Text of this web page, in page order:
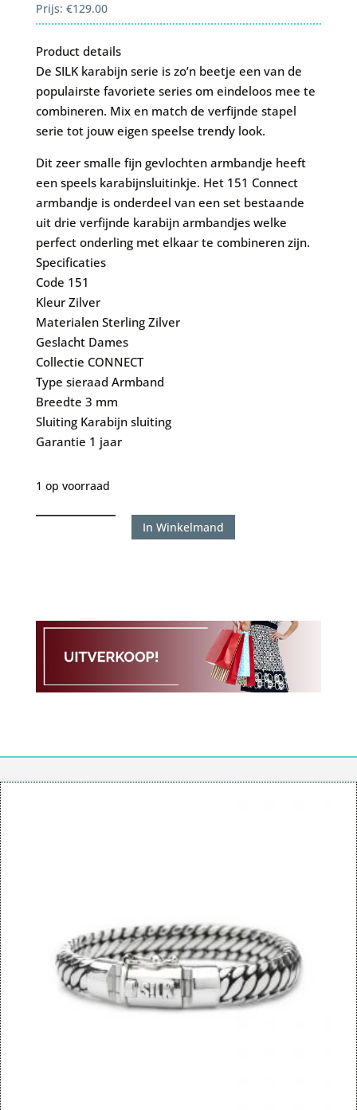
Prijs: €129.00
Product details
De SILK karabijn serie is zo’n beetje een van de
populairste favoriete series om eindeloos mee te
combineren. Mix en match de verfijnde stapel
serie tot jouw eigen speelse trendy look.
Dit zeer smalle fijn gevlochten armbandje heeft
een speels karabijnsluitinkje. Het 151 Connect
armbandje is onderdeel van een set bestaande
uit drie verfijnde karabijn armbandjes welke
perfect onderling met elkaar te combineren zijn.
Specificaties
Code 151
Kleur Zilver
Materialen Sterling Zilver
Geslacht Dames
Collectie CONNECT
Type sieraad Armband
Breedte 3 mm
Sluiting Karabijn sluiting
Garantie 1 jaar
1 op voorraad
aantal
In Winkelmand